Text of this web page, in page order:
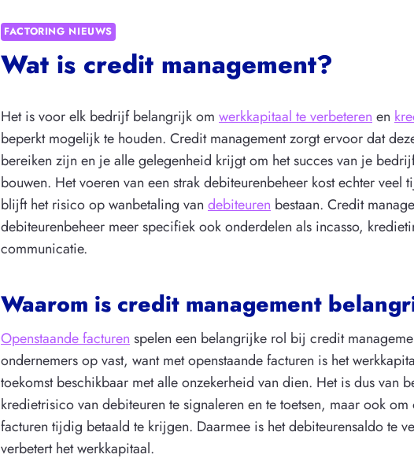
FACTORING NIEUWS
Wat is credit management?
Het is voor elk bedrijf belangrijk om werkkapitaal te verbeterenen
beperkt mogelijk te houden. Credit management zorgt ervoor dat
bereiken zijn en je alle gelegenheid krijgt om het succes van je
bouwen. Het voeren van een strak debiteurenbeheer kost echter veel
blijft het risico op wanbetaling van debiteuren bestaan. Credit
debiteurenbeheer meer specifiek ook onderdelen als incasso,
communicatie.
Waarom is credit management
Openstaande facturenspelen een belangrijke rol bij credit
ondernemers op vast, want met openstaande facturen is het
toekomst beschikbaar met alle onzekerheid van dien. Het is dus van
kredietrisico van debiteuren te signaleren en te toetsen, maar ook om
facturen tijdig betaald te krijgen. Daarmee is het debiteurensaldo te
verbetert het werkkapitaal.